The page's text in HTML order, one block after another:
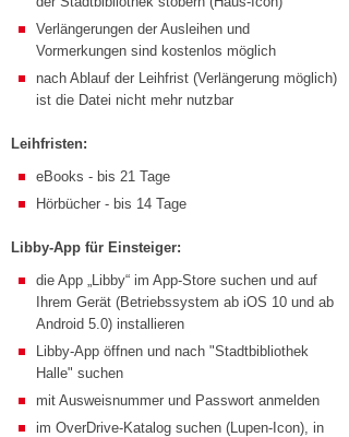
Verlängerungen der Ausleihen und
Vormerkungen sind kostenlos möglich
nach Ablauf der Leihfrist (Verlängerung möglich)
ist die Datei nicht mehr nutzbar
Leihfristen:
eBooks - bis 21 Tage
Hörbücher - bis 14 Tage
Libby-App für Einsteiger:
die App „Libby“ im App-Store suchen und auf
Ihrem Gerät (Betriebssystem ab iOS 10 und ab
Android 5.0) installieren
Libby-App öffnen und nach "Stadtbibliothek
Halle" suchen
mit Ausweisnummer und Passwort anmelden
im OverDrive-Katalog suchen (Lupen-Icon), in